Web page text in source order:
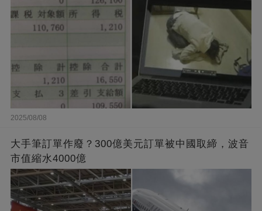
2025/08/08
大手筆訂單作廢？300億美元訂單被中國取締，波音
市值縮水4000億